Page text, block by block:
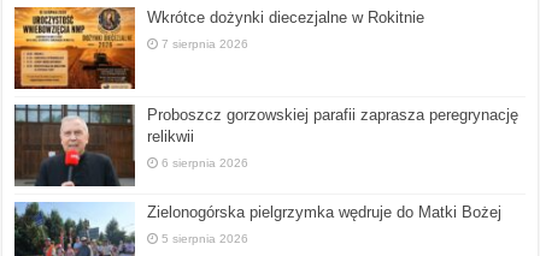
Wkrótce dożynki diecezjalne w Rokitnie
7 sierpnia 2026
Proboszcz gorzowskiej parafii zaprasza peregrynację
relikwii
6 sierpnia 2026
Zielonogórska pielgrzymka wędruje do Matki Bożej
5 sierpnia 2026